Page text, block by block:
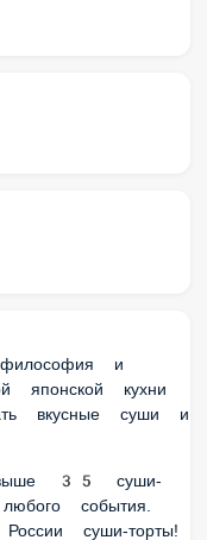
и уникальная
, где Вы всегда
тортов на любой
и единственные в
блюдо